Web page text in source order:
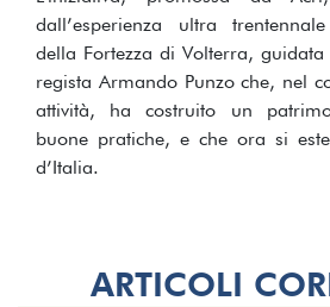
dall’esperienza ultra
della Fortezza di Volterra,
regista Armando Punzo che, nel
attività, ha costruito un
buone pratiche, e che ora si
d’Italia.
ARTICOLI